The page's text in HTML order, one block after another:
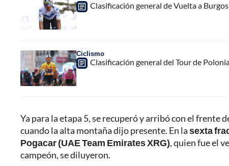
Clasificación general de Vuelta a
Ciclismo
Clasificación general del Tour de
Ya para la etapa 5, se recuperó y arribó con el frente
cuando la alta montaña dijo presente. En lasexta
Pogacar (UAE Team Emirates XRG), quien fue el
campeón, se diluyeron.